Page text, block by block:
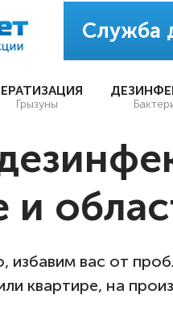
Служба
Грызуны
и
избавим вас от
квартире, на